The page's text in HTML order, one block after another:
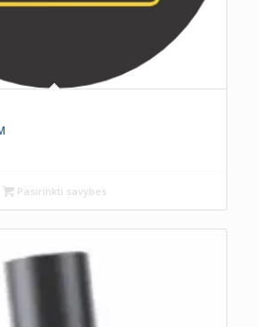
Pasirinkti savybes